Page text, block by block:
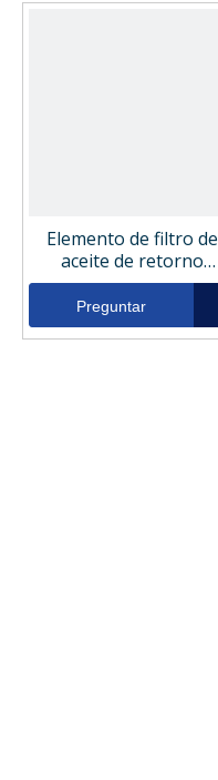
Elemento de filtro de
aceite de retorno
industrial para la
carretilla elevadora
P571243
Preguntar